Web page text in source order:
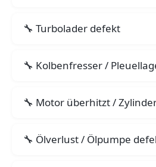
Turbolader defekt
Kolbenfresser /
Motor überhitzt /
Ölverlust / Ölpumpe